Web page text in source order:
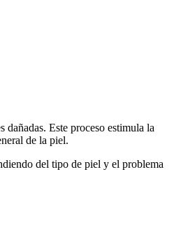
Este proceso estimula la
de la piel.
del tipo de piel y el problema